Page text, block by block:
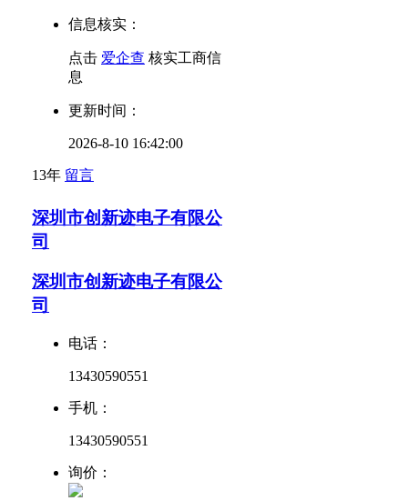
信息核实：
点击 爱企查 核实工商信
息
更新时间：
2026-8-10 16:42:00
13年 留言
深圳市创新迹电子有限公
司
深圳市创新迹电子有限公
司
电话：
13430590551
手机：
13430590551
询价：